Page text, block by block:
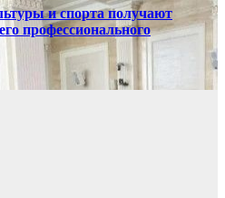
и спорта получают
профессионального